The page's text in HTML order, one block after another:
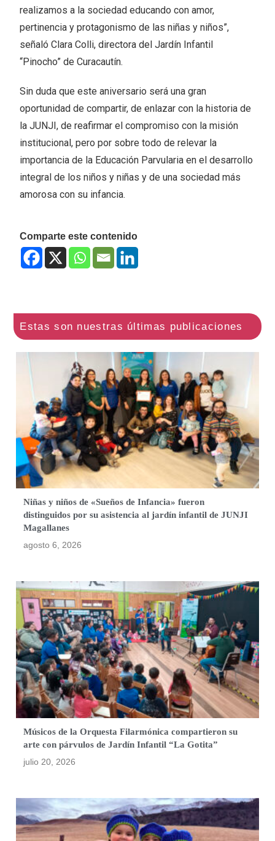
realizamos a la sociedad educando con amor,
pertinencia y protagonismo de las niñas y niños”,
señaló Clara Colli, directora del Jardín Infantil
“Pinocho” de Curacautín.
Sin duda que este aniversario será una gran
oportunidad de compartir, de enlazar con la historia de
la JUNJI, de reafirmar el compromiso con la misión
institucional, pero por sobre todo de relevar la
importancia de la Educación Parvularia en el desarrollo
integral de los niños y niñas y de una sociedad más
amorosa con su infancia.
Comparte este contenido
Niñas y niños de «Sueños de Infancia» fueron
distinguidos por su asistencia al jardín infantil de JUNJI
Magallanes
agosto 6, 2026
Músicos de la Orquesta Filarmónica compartieron su
arte con párvulos de Jardín Infantil “La Gotita”
julio 20, 2026